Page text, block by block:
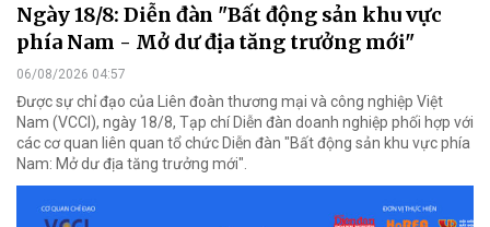
Ngày 18/8: Diễn đàn "Bất động sản khu vực
phía Nam - Mở dư địa tăng trưởng mới"
06/08/2026 04:57
Được sự chỉ đạo của Liên đoàn thương mại và công nghiệp Việt
Nam (VCCI), ngày 18/8, Tạp chí Diễn đàn doanh nghiệp phối hợp với
các cơ quan liên quan tổ chức Diễn đàn "Bất động sản khu vực phía
Nam: Mở dư địa tăng trưởng mới".